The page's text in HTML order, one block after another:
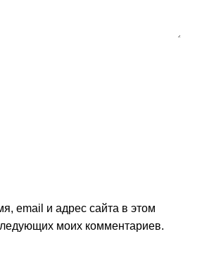
email и адрес сайта в этом
моих комментариев.